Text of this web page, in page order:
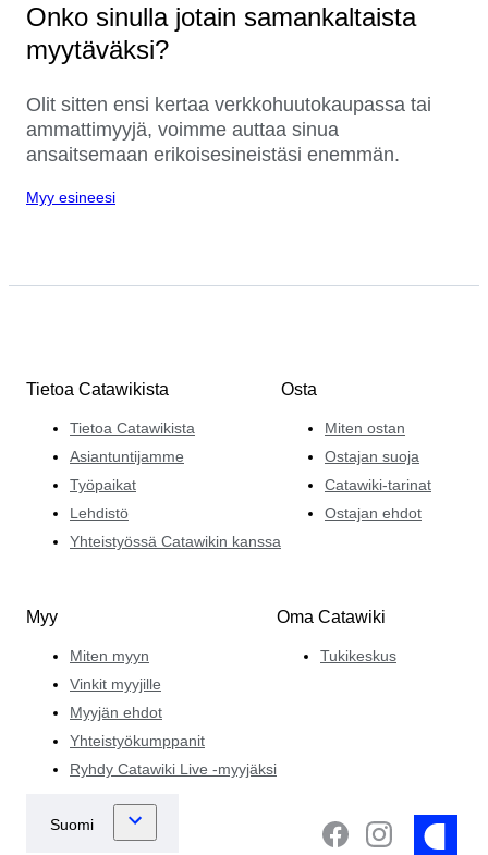
Onko sinulla jotain samankaltaista
myytäväksi?
Olit sitten ensi kertaa verkkohuutokaupassa tai
ammattimyyjä, voimme auttaa sinua
ansaitsemaan erikoisesineistäsi enemmän.
Myy esineesi
Tietoa Catawikista
Tietoa Catawikista
Asiantuntijamme
Työpaikat
Lehdistö
Yhteistyössä Catawikin kanssa
Osta
Miten ostan
Ostajan suoja
Catawiki-tarinat
Ostajan ehdot
Myy
Miten myyn
Vinkit myyjille
Myyjän ehdot
Yhteistyökumppanit
Ryhdy Catawiki Live -myyjäksi
Oma Catawiki
Tukikeskus